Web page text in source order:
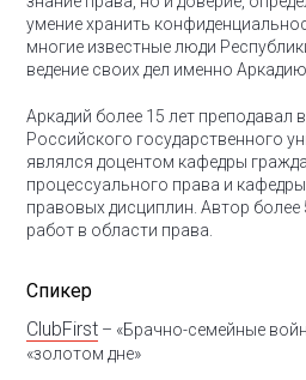
умение хранить
многие известные люди
ведение своих дел именно
Аркадий более 15 лет преподавал
Российского государственного
являлся доцентом кафедры
процессуального права и
правовых дисциплин. Автор более
работ в области права.
Спикер
ClubFirst – «Брачно-семейные
«золотом дне»